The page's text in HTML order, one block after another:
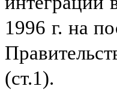
1996 г. на
(ст.1).